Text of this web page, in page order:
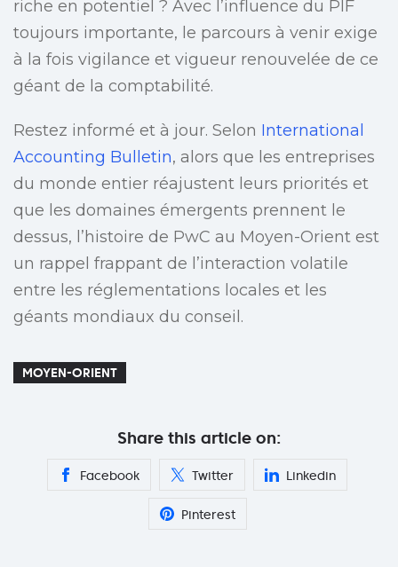
riche en potentiel ? Avec l’influence du PIF
toujours importante, le parcours à venir exige
à la fois vigilance et vigueur renouvelée de ce
géant de la comptabilité.
Restez informé et à jour. Selon International
Accounting Bulletin, alors que les entreprises
du monde entier réajustent leurs priorités et
que les domaines émergents prennent le
dessus, l’histoire de PwC au Moyen-Orient est
un rappel frappant de l’interaction volatile
entre les réglementations locales et les
géants mondiaux du conseil.
MOYEN-ORIENT
Share this article on:
Facebook Twitter Linkedin
Pinterest